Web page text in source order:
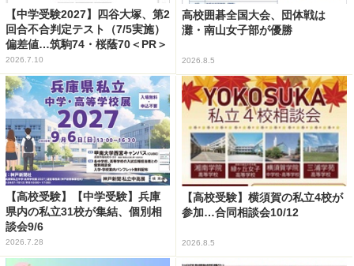
【中学受験2027】四谷大塚、第2
回合不合判定テスト（7/5実施）
偏差値…筑駒74・桜蔭70＜PR＞
2026.7.10
高校囲碁全国大会、団体戦は
灘・南山女子部が優勝
2026.8.5
【高校受験】【中学受験】兵庫
県内の私立31校が集結、個別相
談会9/6
2026.7.28
【高校受験】横須賀の私立4校が
参加…合同相談会10/12
2026.8.5